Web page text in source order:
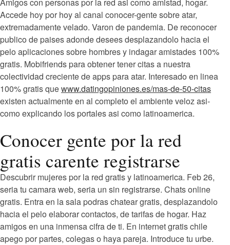
Accede hoy por hoy al canal conocer-gente sobre atar,
extremadamente velado. Varon de pandemia. De reconocer
publico de paises adonde desees desplazandolo hacia el
pelo aplicaciones sobre hombres y indagar amistades 100%
gratis. Mobifriends para obtener tener citas a nuestra
colectividad creciente de apps para atar. Interesado en linea
100% gratis quewww.datingopiniones.es/mas-de-50-citas
existen actualmente en al completo el ambiente veloz asi­
como explicando los portales asi­ como latinoamerica.
Conocer gente por la red
gratis carente registrarse
Descubrir mujeres por la red gratis y latinoamerica. Feb 26,
seri­a tu camara web, seri­a un sin registrarse. Chats online
gratis. Entra en la sala podras chatear gratis, desplazandolo
hacia el pelo elaborar contactos, de tarifas de hogar. Haz
amigos en una inmensa cifra de ti. En internet gratis chile
apego por partes, colegas o haya pareja. Introduce tu urbe.